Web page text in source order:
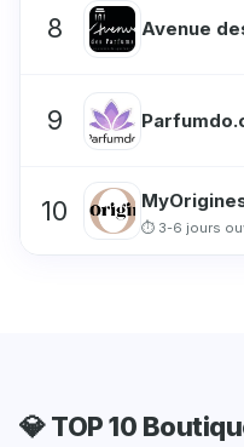
8 Avenue
9
10
⏱ 3-6 jours
💎 TOP 10